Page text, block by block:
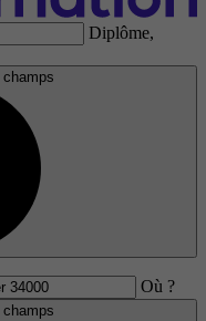
Diplôme,
Où ?